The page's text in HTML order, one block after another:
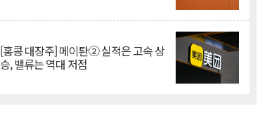
[홍콩 대장주] 메이퇀② 실적은 고속 상
승, 밸류는 역대 저점